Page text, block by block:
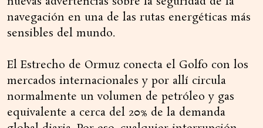
navegación en una de las rutas energéticas más
sensibles del mundo.
El Estrecho de Ormuz conecta el Golfo con los
mercados internacionales y por allí circula
normalmente un volumen de petróleo y gas
equivalente a cerca del 20% de la demanda